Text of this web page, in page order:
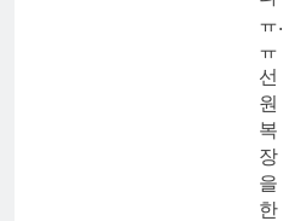
ㅠ.
ㅠ
선
원
복
장
을
한